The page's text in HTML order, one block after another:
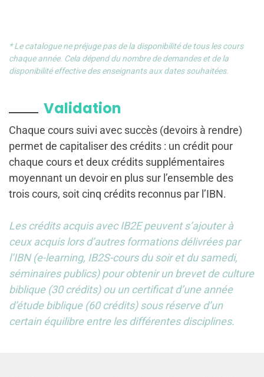
* Le catalogue ne préjuge pas de la disponibilité de tous les cours
chaque année. Cela dépend du nombre de demandes et de la
disponibilité effective des enseignants aux dates souhaitées.
Validation
Chaque cours suivi avec succès (devoirs à rendre)
permet de capitaliser des crédits : un crédit pour
chaque cours et deux crédits supplémentaires
moyennant un devoir en plus sur l’ensemble des
trois cours, soit cinq crédits reconnus par l’IBN.
Les crédits acquis avec IB2E peuvent s’ajouter à
ceux acquis lors d’autres formations délivrées par
l’IBN (e-learning, IB2S-cours du soir et du samedi,
séminaires publics) pour obtenir un brevet de culture
biblique (30 crédits) ou un certificat d’une année
d’étude biblique (60 crédits) sous réserve d’un
certain équilibre entre les différentes disciplines.